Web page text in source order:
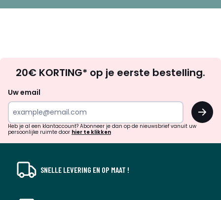
zoek
inspiratie
verrassingen?
20€ KORTING* op je eerste bestelling.
Uw email
OK
Heb je al een klantaccount? Abonneer je dan op de nieuwsbrief vanuit uw
persoonlijke ruimte door hier te klikken
SNELLE LEVERING EN OP MAAT !